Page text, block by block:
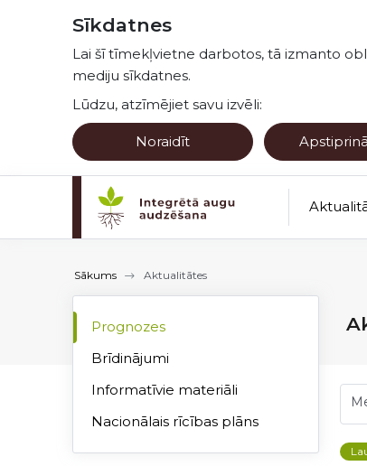
Sīkdatnes
Lai šī tīmekļvietne darbotos, tā izmanto
mediju sīkdatnes.
Lūdzu, atzīmējiet savu izvēli:
Noraidīt
Sākums Aktualitātes
Prognozes
Brīdinājumi
Informatīvie materiāli
Nacionālais rīcības plāns